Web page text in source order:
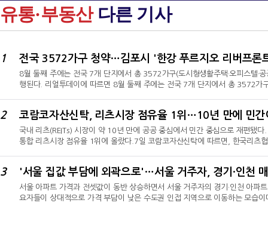
유통·부동산다른 기사
1 전국 3572가구 청약…김포시 '한강 푸르지오 리버프론
8월 둘째 주에는 전국 7개 단지에서 총 3572가구(도시형생활주택·오피스텔·
행된다. 리얼투데이에 따르면 8월 둘째 주에는 전국 7개 단지에서 총 3572가
트'다. 시행사 한강시네폴리스개발은 오는 11일 이 단지의 1순위 청약을 받는
2 코람코자산신탁, 리츠시장 점유율 1위…10년 만에 민간
국내 리츠(REITs) 시장이 약 10년 만에 공공 중심에서 민간 중심으로 재편됐
통합 리츠시장 점유율 1위에 올랐다.7일 코람코자산신탁에 따르면, 한국리
장점유율 12.7%로 근소한 차이의 2위를 기록했다. 한국리츠협회는 민관 통
3 '서울 집값 부담에 외곽으로'…서울 거주자, 경기·인천
서울 아파트 가격과 전셋값이 동반 상승하면서 서울 거주자의 경기·인천 아파
요자들이 상대적으로 가격 부담이 낮은 수도권 인접 지역으로 이동하는 모습